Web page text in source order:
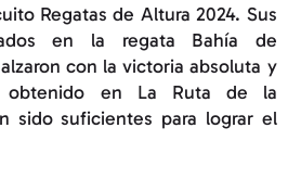
Regatas de Altura 2024. Sus
en la regata Bahía de
con la victoria absoluta y
obtenido en La Ruta de la
sido suficientes para lograr el